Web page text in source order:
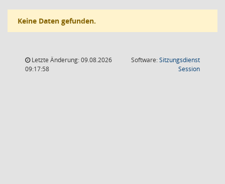
Keine Daten gefunden.
Letzte Änderung: 09.08.2026
09:17:58
Software:Sitzungsdienst
Session(Wird in